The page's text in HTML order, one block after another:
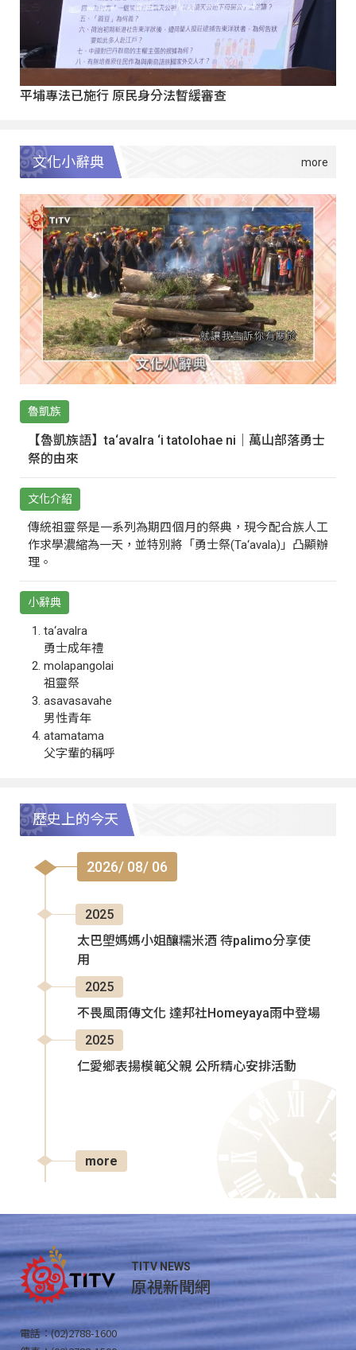
平埔專法已施行 原民身分法暫緩審查
文化小辭典
魯凱族
【魯凱族語】ta‘avalra ‘i tatolohae ni｜萬山部落勇士
祭的由來
文化介紹
傳統祖靈祭是一系列為期四個月的祭典，現今配合族人工
作求學濃縮為一天，並特別將「勇士祭(Ta‘avala)」凸顯辦
理。
小辭典
ta‘avalra
勇士成年禮
molapangolai
祖靈祭
asavasavahe
男性青年
atamatama
父字輩的稱呼
歷史上的今天
2026/ 08/ 06
2025
太巴塱媽媽小姐釀糯米酒 待palimo分享使
用
2025
不畏風雨傳文化 達邦社Homeyaya雨中登場
2025
仁愛鄉表揚模範父親 公所精心安排活動
more
TITV NEWS
原視新聞網
電話：(02)2788-1600